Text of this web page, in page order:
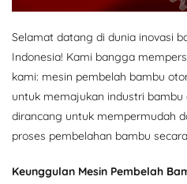
Selamat datang di dunia inovasi
Indonesia! Kami bangga
kami: mesin pembelah bambu
untuk memajukan industri
dirancang untuk mempermudah
proses pembelahan bambu
Keunggulan Mesin Pembelah